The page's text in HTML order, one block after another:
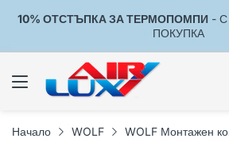
10% ОТСТЪПКА ЗА ТЕРМОПОМПИ -
ПОКУПКА
Начало WOLF WOLF Монтажен